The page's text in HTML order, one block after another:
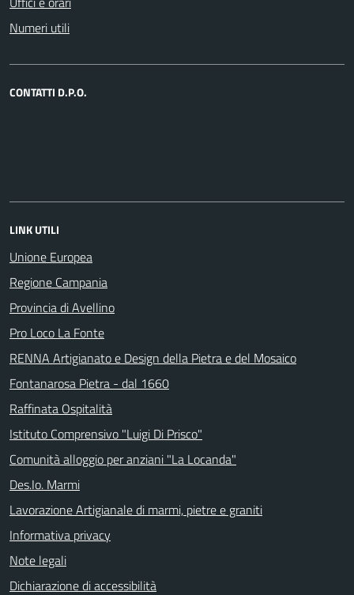
Numeri utili
CONTATTI D.P.O.
LINK UTILI
Unione Europea
Regione Campania
Provincia di Avellino
Pro Loco La Fonte
RENNA Artigianato e Design della Pietra e del Mosaico
Fontanarosa Pietra - dal 1660
Raffinata Ospitalità
Istituto Comprensivo "Luigi Di Prisco"
Comunità alloggio per anziani "La Locanda"
Des.Io. Marmi
Lavorazione Artigianale di marmi, pietre e graniti
Informativa privacy
Note legali
Dichiarazione di accessibilità